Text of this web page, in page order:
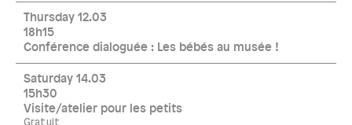
Thursday 12.03
18h15
Conférence dialoguée : Les bébés au musée !
Saturday 14.03
15h30
Visite/atelier pour les petits
Gratuit